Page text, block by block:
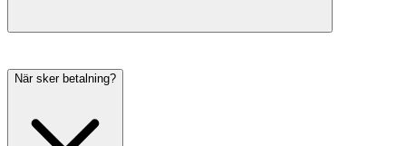
När sker betalning?